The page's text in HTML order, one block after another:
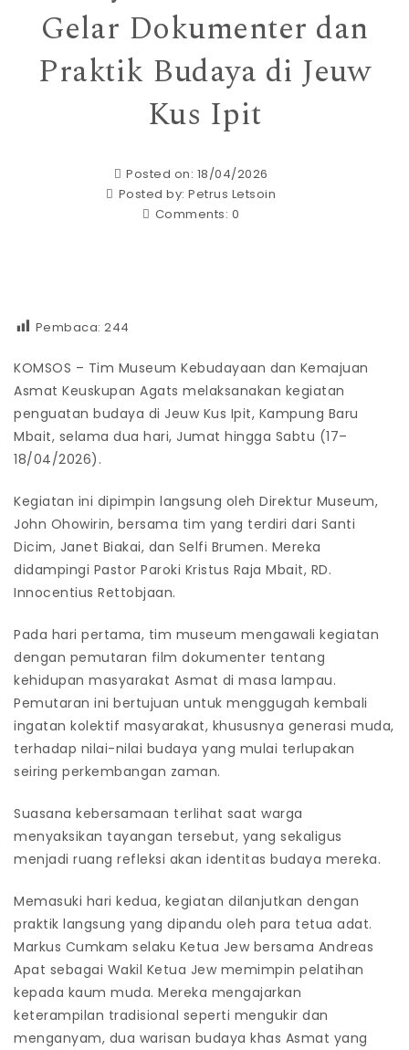
Gelar Dokumenter dan
Praktik Budaya di Jeuw
Kus Ipit
Posted on: 18/04/2026
Posted by: Petrus Letsoin
Comments: 0
Pembaca: 244
KOMSOS – Tim Museum Kebudayaan dan Kemajuan
Asmat Keuskupan Agats melaksanakan kegiatan
penguatan budaya di Jeuw Kus Ipit, Kampung Baru
Mbait, selama dua hari, Jumat hingga Sabtu (17–
18/04/2026).
Kegiatan ini dipimpin langsung oleh Direktur Museum,
John Ohowirin, bersama tim yang terdiri dari Santi
Dicim, Janet Biakai, dan Selfi Brumen. Mereka
didampingi Pastor Paroki Kristus Raja Mbait, RD.
Innocentius Rettobjaan.
Pada hari pertama, tim museum mengawali kegiatan
dengan pemutaran film dokumenter tentang
kehidupan masyarakat Asmat di masa lampau.
Pemutaran ini bertujuan untuk menggugah kembali
ingatan kolektif masyarakat, khususnya generasi muda,
terhadap nilai-nilai budaya yang mulai terlupakan
seiring perkembangan zaman.
Suasana kebersamaan terlihat saat warga
menyaksikan tayangan tersebut, yang sekaligus
menjadi ruang refleksi akan identitas budaya mereka.
Memasuki hari kedua, kegiatan dilanjutkan dengan
praktik langsung yang dipandu oleh para tetua adat.
Markus Cumkam selaku Ketua Jew bersama Andreas
Apat sebagai Wakil Ketua Jew memimpin pelatihan
kepada kaum muda. Mereka mengajarkan
keterampilan tradisional seperti mengukir dan
menganyam, dua warisan budaya khas Asmat yang